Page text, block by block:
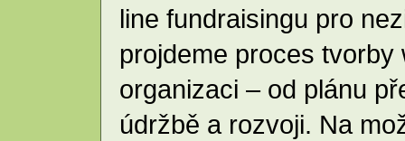
line fundraisingu pro
projdeme proces
organizaci – od plánu
údržbě a rozvoji. Na